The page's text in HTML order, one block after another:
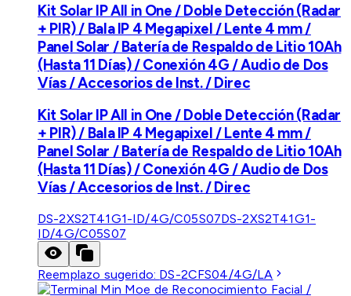
Kit Solar IP All in One / Doble Detección (Radar
+ PIR) / Bala IP 4 Megapixel / Lente 4 mm /
Panel Solar / Batería de Respaldo de Litio 10Ah
(Hasta 11 Días) / Conexión 4G / Audio de Dos
Vías / Accesorios de Inst. / Direc
Kit Solar IP All in One / Doble Detección (Radar
+ PIR) / Bala IP 4 Megapixel / Lente 4 mm /
Panel Solar / Batería de Respaldo de Litio 10Ah
(Hasta 11 Días) / Conexión 4G / Audio de Dos
Vías / Accesorios de Inst. / Direc
DS-2XS2T41G1-ID/4G/C05S07DS-2XS2T41G1-
ID/4G/C05S07
Reemplazo sugerido: DS-2CFS04/4G/LA